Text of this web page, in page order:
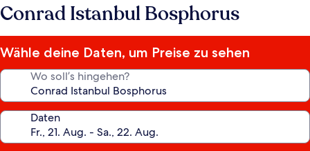
Conrad Istanbul Bosphorus
Wähle deine Daten, um Preise zu sehen
Wo soll’s hingehen?
Daten